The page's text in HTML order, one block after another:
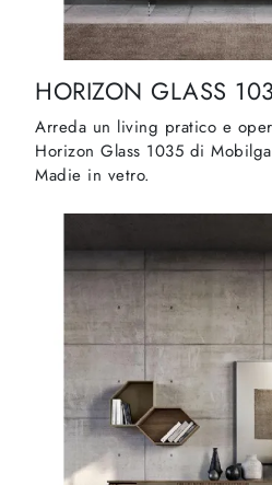
HORIZON GLASS
Arreda un living pratico e
Horizon Glass 1035 di
Madie in vetro.